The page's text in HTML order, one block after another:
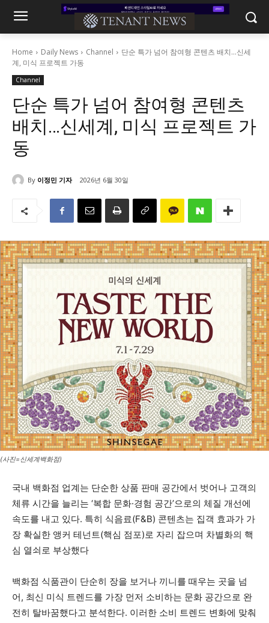
Home Daily News Channel
단순 특가 넘어 참여형 콘텐츠 배치...신세
계, 미식 프로젝트 가동
Channel
단순 특가 넘어 참여형 콘텐츠
배치…신세계, 미식 프로젝트 가
동
By 이정민 기자 2026년 6월 30일
(사진=신세계백화점)
국내 백화점 업계는 단순한 상품 판매 공간에서 벗어나 고객의
체류 시간을 늘리는 ‘복합 문화·경험 공간’으로의 체질 개선에
속도를 내고 있다. 특히 식음료(F&B) 콘텐츠는 집객 효과가 가
장 확실한 앵커 테넌트(핵심 점포)로 자리 잡으며 차별화의 핵
심 열쇠로 부상했다
백화점 식품관이 단순히 장을 보거나 끼니를 때우는 곳을 넘
어, 최신 미식 트렌드를 가장 먼저 소비하는 문화 공간으로 완
전히 탈바꿈했다고 분석한다. 이러한 소비 트렌드 변화에 맞춰